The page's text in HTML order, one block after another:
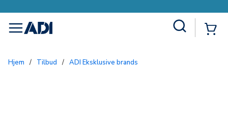
menu
Hjem / Tilbud / ADI Eksklusive brands